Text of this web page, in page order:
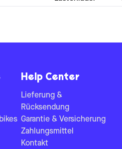
Help Center
Lieferung &
Rücksendung
Garantie & Versicherung
Zahlungsmittel
Kontakt